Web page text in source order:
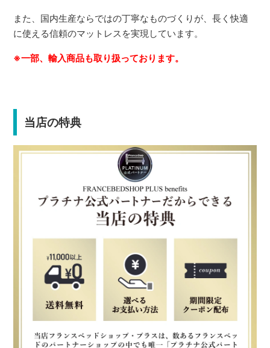
また、国内生産ならではの丁寧なものづくりが、長く快適
に使える信頼のマットレスを実現しています。
※一部、輸入商品も取り扱っております。
当店の特典